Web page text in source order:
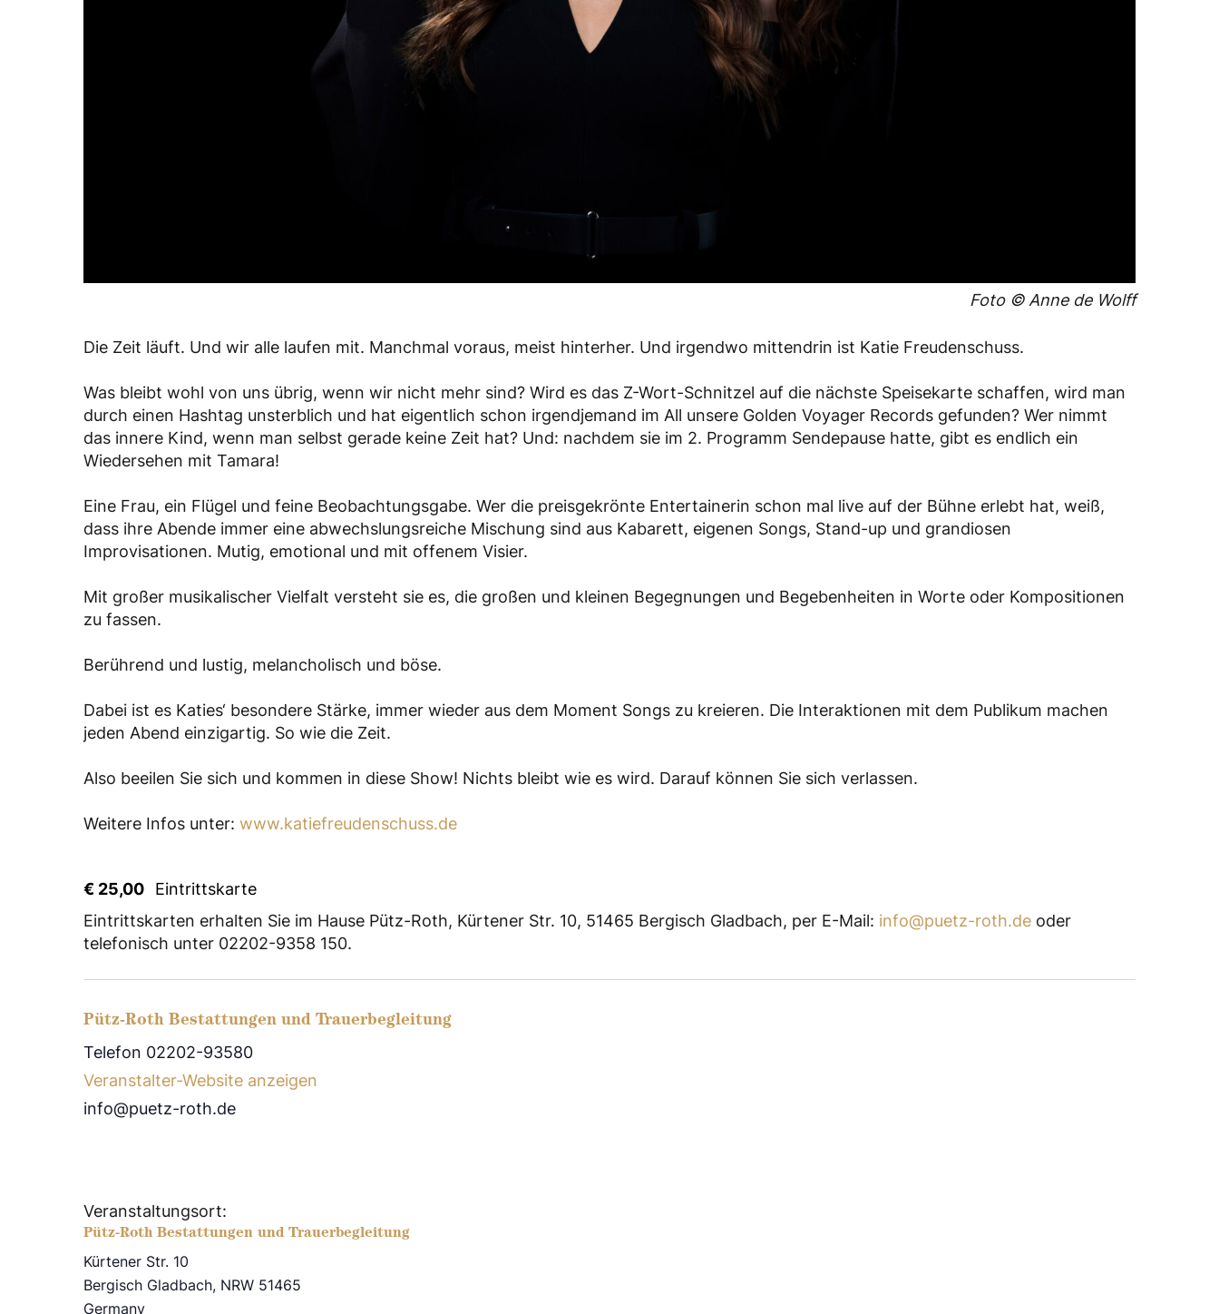
Foto © Anne de Wolff
Die Zeit läuft. Und wir alle laufen mit. Manchmal voraus, meist hinterher. Und irgendwo mittendrin ist Katie Freudenschuss.
Was bleibt wohl von uns übrig, wenn wir nicht mehr sind? Wird es das Z-Wort-Schnitzel auf die nächste Speisekarte schaffen, wird man
durch einen Hashtag unsterblich und hat eigentlich schon irgendjemand im All unsere Golden Voyager Records gefunden? Wer nimmt
das innere Kind, wenn man selbst gerade keine Zeit hat? Und: nachdem sie im 2. Programm Sendepause hatte, gibt es endlich ein
Wiedersehen mit Tamara!
Eine Frau, ein Flügel und feine Beobachtungsgabe. Wer die preisgekrönte Entertainerin schon mal live auf der Bühne erlebt hat, weiß,
dass ihre Abende immer eine abwechslungsreiche Mischung sind aus Kabarett, eigenen Songs, Stand-up und grandiosen
Improvisationen. Mutig, emotional und mit offenem Visier.
Mit großer musikalischer Vielfalt versteht sie es, die großen und kleinen Begegnungen und Begebenheiten in Worte oder Kompositionen
zu fassen.
Berührend und lustig, melancholisch und böse.
Dabei ist es Katies‘ besondere Stärke, immer wieder aus dem Moment Songs zu kreieren. Die Interaktionen mit dem Publikum machen
jeden Abend einzigartig. So wie die Zeit.
Also beeilen Sie sich und kommen in diese Show! Nichts bleibt wie es wird. Darauf können Sie sich verlassen.
Weitere Infos unter: www.katiefreudenschuss.de
€ 25,00
Eintrittskarte
Eintrittskarten erhalten Sie im Hause Pütz-Roth, Kürtener Str. 10, 51465 Bergisch Gladbach, per E-Mail: info@puetz-roth.de oder
telefonisch unter 02202-9358 150.
Pütz-Roth Bestattungen und Trauerbegleitung
Telefon 02202-93580
Veranstalter-Website anzeigen
info@puetz-roth.de
Veranstaltungsort:
Pütz-Roth Bestattungen und Trauerbegleitung
Kürtener Str. 10
Bergisch Gladbach, NRW 51465
Germany